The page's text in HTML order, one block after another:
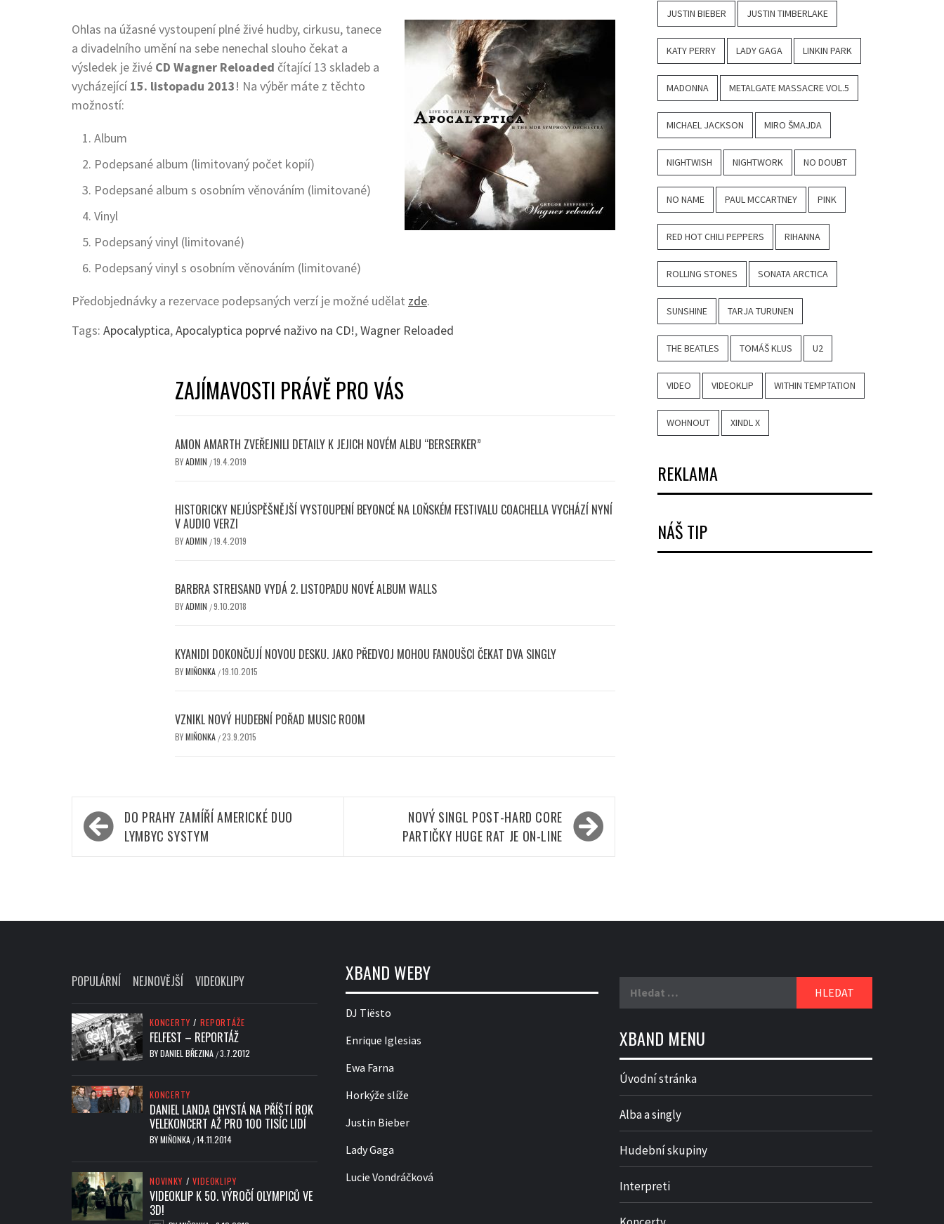
Ohlas na úžasné vystoupení plné živé hudby, cirkusu, tanece
a divadelního umění na sebe nenechal slouho čekat a
výsledek je živé CD Wagner Reloaded čítající 13 skladeb a
vycházející 15. listopadu 2013! Na výběr máte z těchto
možností:
Album
Podepsané album (limitovaný počet kopií)
Podepsané album s osobním věnováním (limitované)
Vinyl
Podepsaný vinyl (limitované)
Podepsaný vinyl s osobním věnováním (limitované)
Předobjednávky a rezervace podepsaných verzí je možné udělat zde.
Tags: Apocalyptica,Apocalyptica poprvé naživo na CD!,Wagner Reloaded
ZAJÍMAVOSTI PRÁVĚ PRO VÁS
AMON AMARTH ZVEŘEJNILI DETAILY K JEJICH NOVÉM ALBU “BERSERKER”
BYADMIN /19.4.2019
HISTORICKY NEJÚSPĚŠNĚJŠÍ VYSTOUPENÍ BEYONCÉ NA LOŇSKÉM FESTIVALU COACHELLA VYCHÁZÍ NYNÍ
V AUDIO VERZI
BYADMIN /19.4.2019
BARBRA STREISAND VYDÁ 2. LISTOPADU NOVÉ ALBUM WALLS
BYADMIN /9.10.2018
KYANIDI DOKONČUJÍ NOVOU DESKU. JAKO PŘEDVOJ MOHOU FANOUŠCI ČEKAT DVA SINGLY
BYMIŇONKA /19.10.2015
VZNIKL NOVÝ HUDEBNÍ POŘAD MUSIC ROOM
BYMIŇONKA /23.9.2015
Navigace
pro
DO PRAHY ZAMÍŘÍ AMERICKÉ DUO
LYMBYC SYSTYM
NOVÝ SINGL POST-HARD CORE
PARTIČKY HUGE RAT JE ON-LINE
JUSTIN BIEBER JUSTIN TIMBERLAKE
KATY PERRY LADY GAGA LINKIN PARK
MADONNA METALGATE MASSACRE VOL.5
MICHAEL JACKSON MIRO ŠMAJDA
NIGHTWISH NIGHTWORK NO DOUBT
NO NAME PAUL MCCARTNEY PINK
RED HOT CHILI PEPPERS RIHANNA
ROLLING STONES SONATA ARCTICA
SUNSHINE TARJA TURUNEN
THE BEATLES TOMÁŠ KLUS U2
VIDEO VIDEOKLIP WITHIN TEMPTATION
WOHNOUT XINDL X
REKLAMA
NÁŠ TIP
POPULÁRNÍ NEJNOVĚJŠÍ VIDEOKLIPY
KONCERTY / REPORTÁŽE
FELFEST – REPORTÁŽ
BYDANIEL BŘEZINA /3.7.2012
KONCERTY
DANIEL LANDA CHYSTÁ NA PŘÍŠTÍ ROK
VELEKONCERT AŽ PRO 100 TISÍC LIDÍ
BYMIŇONKA /14.11.2014
NOVINKY / VIDEOKLIPY
VIDEOKLIP K 50. VÝROČÍ OLYMPICŮ VE
3D!
XBAND WEBY
DJ Tiësto
Enrique Iglesias
Ewa Farna
Horkýže slíže
Justin Bieber
Lady Gaga
Lucie Vondráčková
XBAND MENU
Úvodní stránka
Alba a singly
Hudební skupiny
Interpreti